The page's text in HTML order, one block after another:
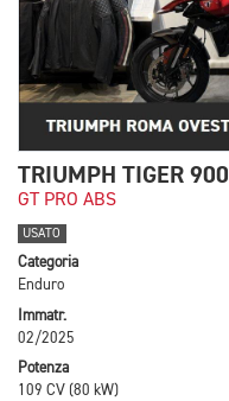
TRIUMPH TIGER 900
GT PRO ABS
USATO
Categoria
Enduro
Immatr.
02/2025
Potenza
109 CV (80 kW)